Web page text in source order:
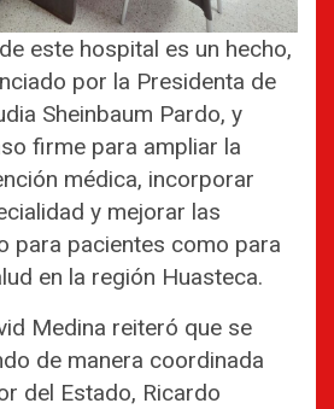
este hospital es un hecho,
por la Presidenta de
Sheinbaum Pardo, y
firme para ampliar la
médica, incorporar
y mejorar las
para pacientes como para
en la región Huasteca.
Medina reiteró que se
de manera coordinada
del Estado, Ricardo